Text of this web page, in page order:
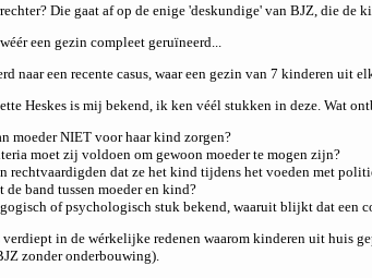
Die gaat af op de enige 'deskundige' van BJZ, die de
een gezin compleet geruïneerd...
naar een recente casus, waar een gezin van 7 kinderen
Heskes is mij bekend, ik ken véél stukken in deze. Wat
moeder NIET voor haar kind zorgen?
moet zij voldoen om gewoon moeder te mogen zijn?
rechtvaardigden dat ze het kind tijdens het voeden met
de band tussen moeder en kind?
of psychologisch stuk bekend, waaruit blijkt dat een
verdiept in de wérkelijke redenen waarom kinderen uit huis
zonder onderbouwing).